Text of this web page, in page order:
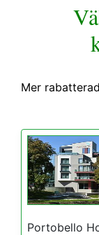
Mer
Portobello